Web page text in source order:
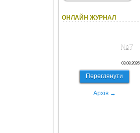
ОНЛАЙН ЖУРНАЛ
№7
03.08.2026
Переглянути
Архів →